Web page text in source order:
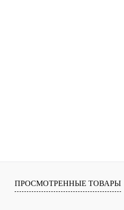
ПРОСМОТРЕННЫЕ ТОВАРЫ